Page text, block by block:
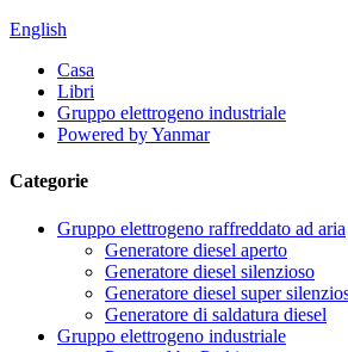
English
Casa
Libri
Gruppo elettrogeno industriale
Powered by Yanmar
Categorie
Gruppo elettrogeno raffreddato ad aria
Generatore diesel aperto
Generatore diesel silenzioso
Generatore diesel super
Generatore di saldatura diesel
Gruppo elettrogeno industriale